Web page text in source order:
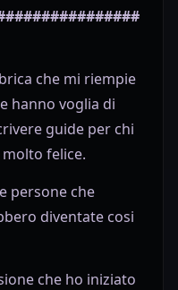
che mi riempie
hanno voglia di
guide per chi
felice.
persone che
diventate cosi
che ho iniziato